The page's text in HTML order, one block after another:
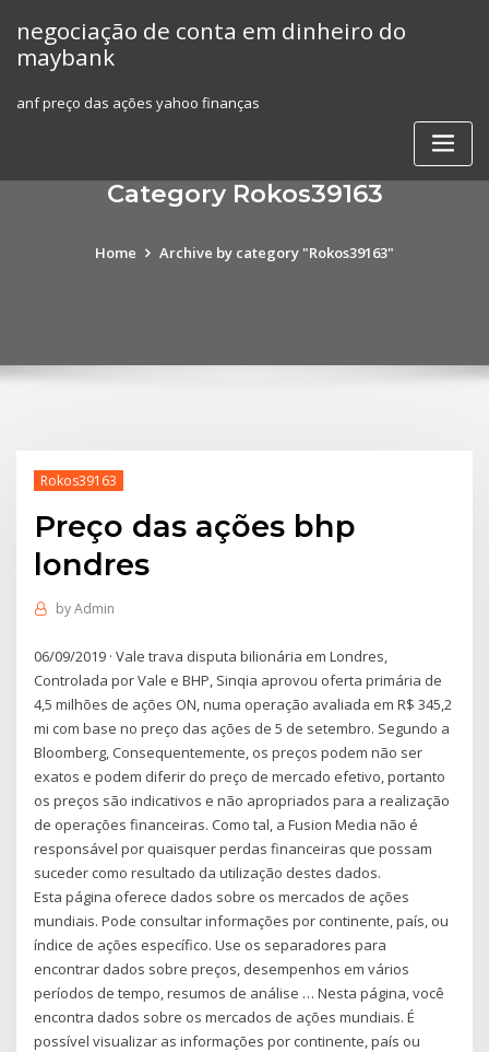
content
negociação de conta em dinheiro do
maybank
anf preço das ações yahoo finanças
Category Rokos39163
Home Archive by category "Rokos39163"
Rokos39163
Preço das ações bhp
londres
byAdmin
06/09/2019 · Vale trava disputa bilionária em Londres,
Controlada por Vale e BHP, Sinqia aprovou oferta primária de
4,5 milhões de ações ON, numa operação avaliada em R$ 345,2
mi com base no preço das ações de 5 de setembro. Segundo a
Bloomberg, Consequentemente, os preços podem não ser
exatos e podem diferir do preço de mercado efetivo, portanto
os preços são indicativos e não apropriados para a realização
de operações financeiras. Como tal, a Fusion Media não é
responsável por quaisquer perdas financeiras que possam
suceder como resultado da utilização destes dados.
Esta página oferece dados sobre os mercados de ações
mundiais. Pode consultar informações por continente, país, ou
índice de ações específico. Use os separadores para
encontrar dados sobre preços, desempenhos em vários
períodos de tempo, resumos de análise … Nesta página, você
encontra dados sobre os mercados de ações mundiais. É
possível visualizar as informações por continente, país ou